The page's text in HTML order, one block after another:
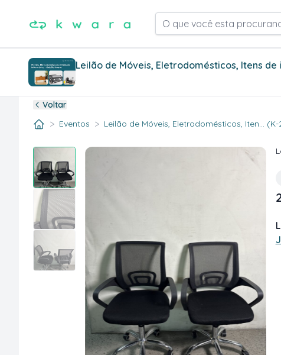
O que você esta
Leilão de Móveis, Eletrodomésticos, Itens
Voltar
> Eventos > Leilão de Móveis, Eletrodomésticos, Iten... (K-